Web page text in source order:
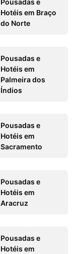
Hotéis em Braço
do Norte
Pousadas e
Hotéis em
Palmeira dos
Índios
Pousadas e
Hotéis em
Sacramento
Pousadas e
Hotéis em
Aracruz
Pousadas e
Hotéis em